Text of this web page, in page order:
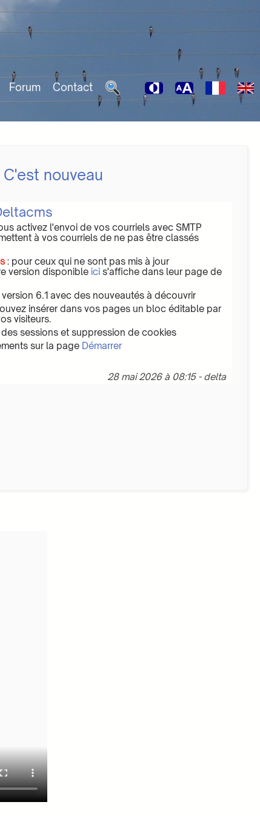
Forum Contact
C'est nouveau
activez l'envoi de vos courriels avec SMTP
à vos courriels de ne pas être classés
: pour ceux qui ne sont pas mis à jour
version disponible ici s'affiche dans leur page de
6.1 avec des nouveautés à découvrir
insérer dans vos pages un bloc éditable par
visiteurs.
sessions et suppression de cookies
sur la page Démarrer
28 mai 2026 à 08:15 - delta